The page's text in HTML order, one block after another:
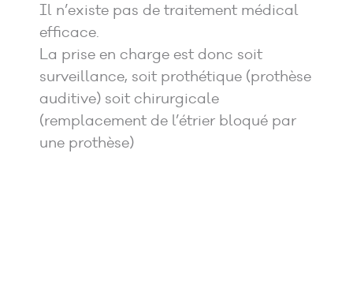
Il n’existe pas de traitement médical
efficace.
La prise en charge est donc soit
surveillance, soit prothétique (prothèse
auditive) soit chirurgicale
(remplacement de l’étrier bloqué par
une prothèse)